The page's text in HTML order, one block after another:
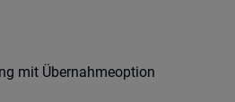
mit Übernahmeoption